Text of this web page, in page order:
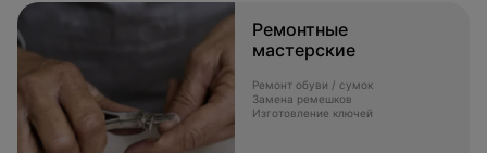
Ремонтные
мастерские
Ремонт обуви / сумок
Замена ремешков
Изготовление ключей